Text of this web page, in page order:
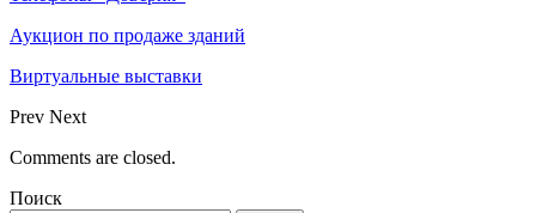
Аукцион по продаже зданий
Виртуальные выставки
Prev Next
Comments are closed.
Поиск